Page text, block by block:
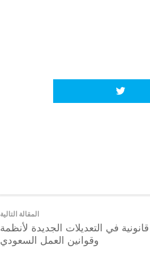
المقالة التالية
في التعديلات الجديدة لأنظمة
وقوانين العمل السعودي